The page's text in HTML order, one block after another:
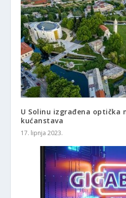
U Solinu izgrađena optička
kućanstava
17. lipnja 2023.